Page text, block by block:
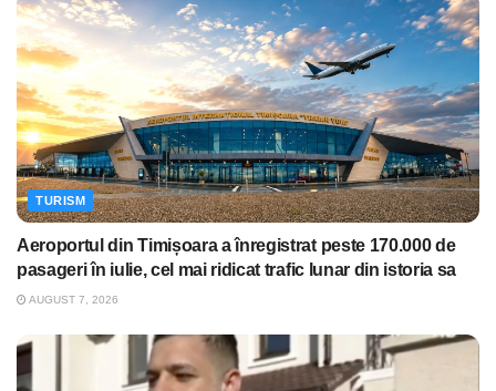
TURISM
Aeroportul din Timișoara a înregistrat peste 170.000 de
pasageri în iulie, cel mai ridicat trafic lunar din istoria sa
AUGUST 7, 2026